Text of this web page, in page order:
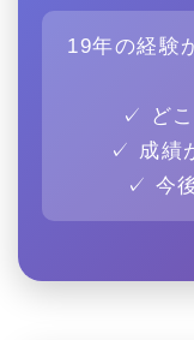
19年の経験
✓ ど
✓ 成績
✓ 今